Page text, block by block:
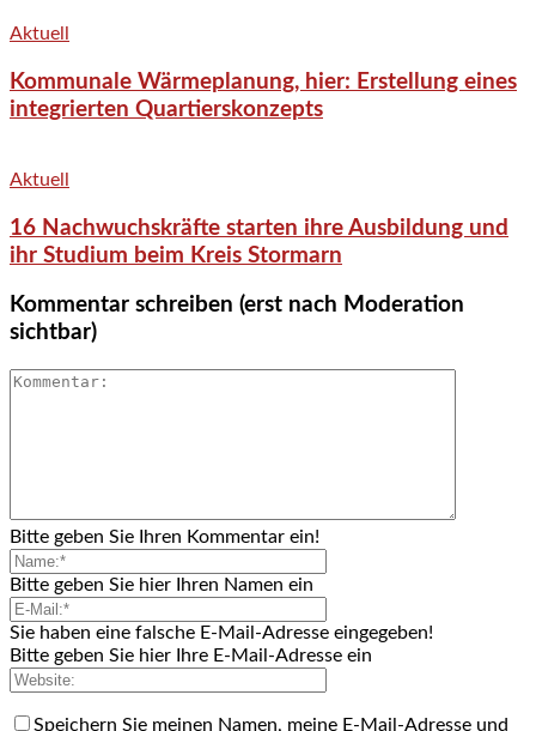
Aktuell
Kommunale Wärmeplanung, hier: Erstellung eines
integrierten Quartierskonzepts
Aktuell
16 Nachwuchskräfte starten ihre Ausbildung und
ihr Studium beim Kreis Stormarn
Kommentar schreiben (erst nach Moderation
sichtbar)
Bitte geben Sie Ihren Kommentar ein!
Bitte geben Sie hier Ihren Namen ein
Sie haben eine falsche E-Mail-Adresse eingegeben!
Bitte geben Sie hier Ihre E-Mail-Adresse ein
Speichern Sie meinen Namen, meine E-Mail-Adresse und